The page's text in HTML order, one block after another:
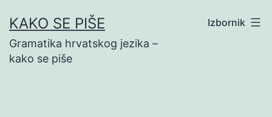
na
sadržaj
KAKO SE PIŠE
Gramatika hrvatskog jezika –
kako se piše
Izbornik